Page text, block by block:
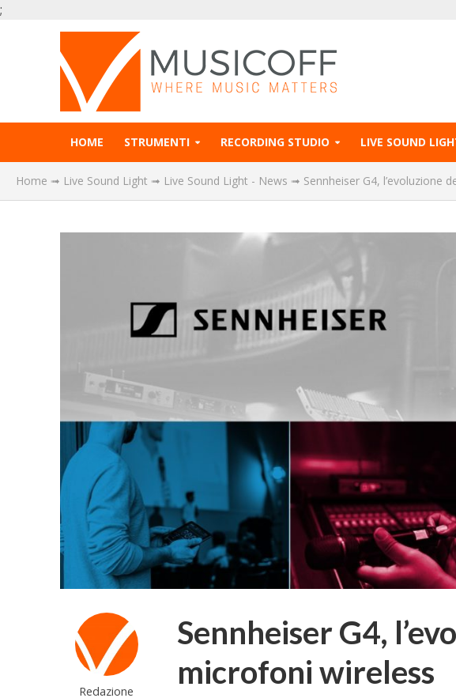
;
HOME STRUMENTI RECORDING STUDIO LIVE SOUND
Home ➟ Live Sound Light ➟ Live Sound Light - News ➟ Sennheiser G4, l’evoluzione
Redazione
Sennheiser G4,
microfoni wireless